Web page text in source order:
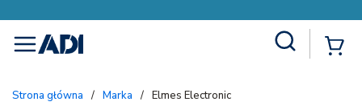
menu
Strona główna / Marka / Elmes Electronic